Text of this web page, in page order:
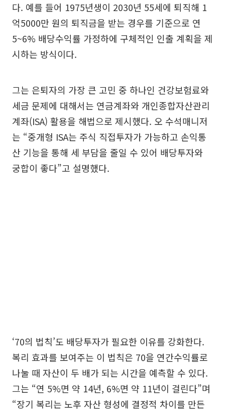
다. 예를 들어 1975년생이 2030년 55세에 퇴직해 1
억5000만 원의 퇴직금을 받는 경우를 기준으로 연
5~6% 배당수익률 가정하에 구체적인 인출 계획을 제
시하는 방식이다.
그는 은퇴자의 가장 큰 고민 중 하나인 건강보험료와
세금 문제에 대해서는 연금계좌와 개인종합자산관리
계좌(ISA) 활용을 해법으로 제시했다. 오 수석매니저
는 “중개형 ISA는 주식 직접투자가 가능하고 손익통
산 기능을 통해 세 부담을 줄일 수 있어 배당투자와
궁합이 좋다”고 설명했다.
‘70의 법칙’도 배당투자가 필요한 이유를 강화한다.
복리 효과를 보여주는 이 법칙은 70을 연간수익률로
나눌 때 자산이 두 배가 되는 시간을 예측할 수 있다.
그는 “연 5%면 약 14년, 6%면 약 11년이 걸린다”며
“장기 복리는 노후 자산 형성에 결정적 차이를 만든